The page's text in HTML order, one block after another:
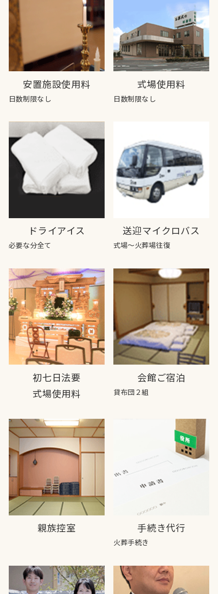
安置施設使用料
日数制限なし
式場使用料
日数制限なし
ドライアイス
必要な分全て
送迎マイクロバス
式場～火葬場往復
初七日法要
式場使用料
会館ご宿泊
貸布団２組
親族控室 手続き代行
火葬手続き